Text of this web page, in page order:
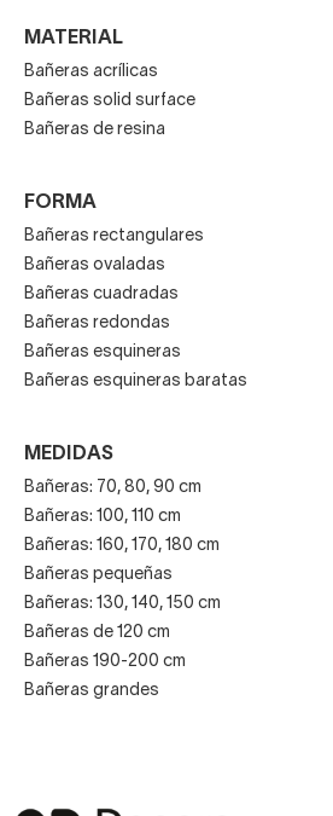
MATERIAL
Bañeras acrílicas
Bañeras solid surface
Bañeras de resina
FORMA
Bañeras rectangulares
Bañeras ovaladas
Bañeras cuadradas
Bañeras redondas
Bañeras esquineras
Bañeras esquineras baratas
MEDIDAS
Bañeras: 70, 80, 90 cm
Bañeras: 100, 110 cm
Bañeras: 160, 170, 180 cm
Bañeras pequeñas
Bañeras: 130, 140, 150 cm
Bañeras de 120 cm
Bañeras 190-200 cm
Bañeras grandes